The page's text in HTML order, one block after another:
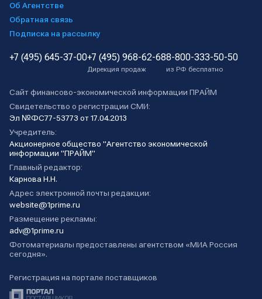
Об Агентстве
Обратная связь
Подписка на рассылку
+7 (495) 645-37-00+7 (495) 968-62-68
Дирекция продаж
8-800-333-50-50
из РФ бесплатно
Сайт финансово-экономической информации ПРАЙМ
Свидетельство о регистрации СМИ:
Эл №ФС77-53773 от 17.04.2013
Учредитель:
Акционерное общество "Агентство экономической
информации "ПРАЙМ"
Главный редактор:
Карнова Н.Н.
Адрес электронной почты редакции:
website@1prime.ru
Размещение рекламы:
adv@1prime.ru
Фотоматериалы предоставлены агентством «МИА Россия
сегодня».
Регистрация на портале поставщиков